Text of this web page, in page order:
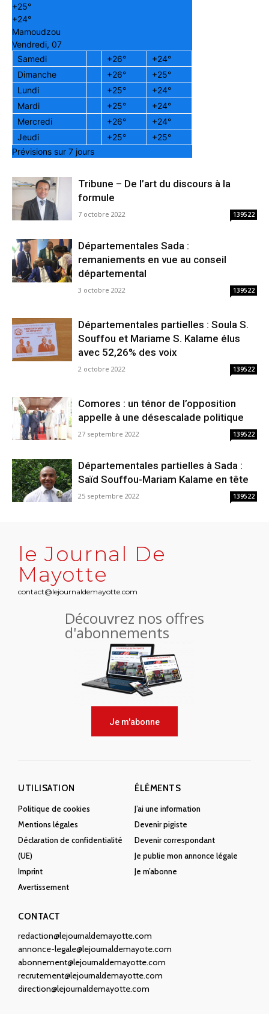
+25°
+24°
Mamoudzou
Vendredi, 07
Samedi
+26° +24°
Dimanche
+26° +25°
Lundi
+25° +24°
Mardi
+25° +24°
Mercredi
+26° +24°
Jeudi
+25° +25°
Prévisions sur 7 jours
Tribune – De l’art du discours à la
formule
7 octobre 2022 139522
Départementales Sada :
remaniements en vue au conseil
départemental
3 octobre 2022 139522
Départementales partielles : Soula S.
Souffou et Mariame S. Kalame élus
avec 52,26% des voix
2 octobre 2022 139522
Comores : un ténor de l’opposition
appelle à une désescalade politique
27 septembre 2022 139522
Départementales partielles à Sada :
Saïd Souffou-Mariam Kalame en tête
25 septembre 2022 139522
le Journal De
Mayotte
contact@lejournaldemayotte.com
Découvrez nos offres
d'abonnements
Je m'abonne
UTILISATION
Politique de cookies
Mentions légales
Déclaration de confidentialité
(UE)
Imprint
Avertissement
ÉLÉMENTS
J’ai une information
Devenir pigiste
Devenir correspondant
Je publie mon annonce légale
Je m’abonne
CONTACT
redaction@lejournaldemayotte.com
annonce-legale@lejournaldemayote.com
abonnement@lejournaldemayotte.com
recrutement@lejournaldemayotte.com
direction@lejournaldemayotte.com